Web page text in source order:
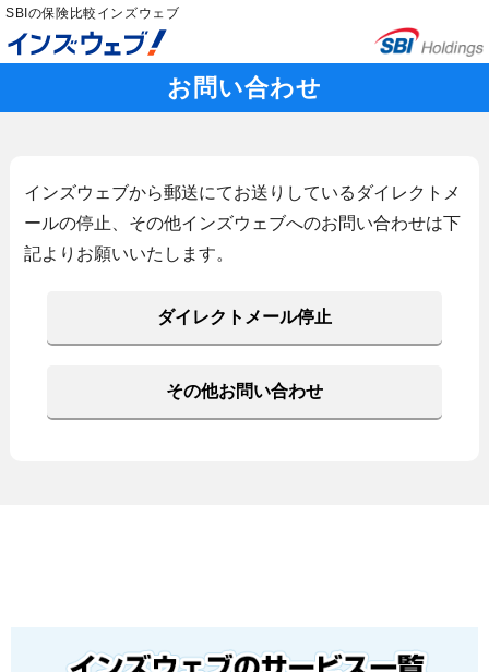
SBIの保険比較インズウェブ
お問い合わせ
インズウェブから郵送にてお送りしているダイレクトメ
ールの停止、その他インズウェブへのお問い合わせは下
記よりお願いいたします。
ダイレクトメール停止
その他お問い合わせ